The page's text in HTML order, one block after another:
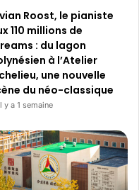
Roost, le pianiste
110 millions de
: du lagon
à l’Atelier
une nouvelle
du néo-classique
y a 1 semaine